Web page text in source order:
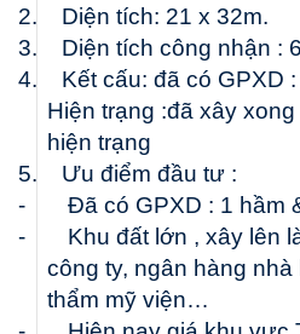
2.
Diện tích: 21 x 32m.
3.
Diện tích công nhận :
4.
Kết cấu: đã có GPXD
Hiện trạng :đã xây
hiện trạng
5.
Ưu điểm đầu tư :
-
Đã có GPXD : 1 hầm
-
Khu đất lớn , xây lên
công ty, ngân hàng
thẩm mỹ viện…